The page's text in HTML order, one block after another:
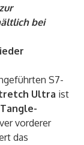
bei
S7-
Ultra ist
vorderer
das